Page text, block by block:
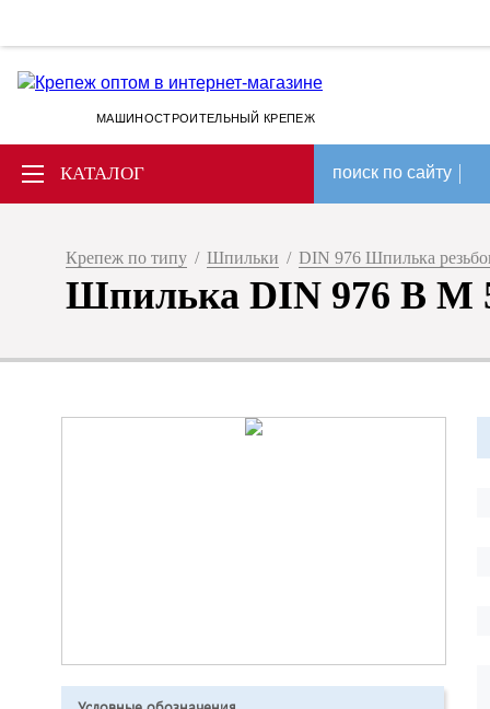
МАШИНОСТРОИТЕЛЬНЫЙ КРЕПЕЖ
КАТАЛОГ поиск по сайту
Крепеж по типу / Шпильки / DIN 976 Шпилька
Шпилька DIN 976 B M